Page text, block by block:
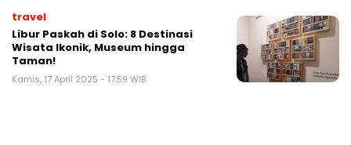
travel
Libur Paskah di Solo: 8 Destinasi
Wisata Ikonik, Museum hingga
Taman!
Kamis, 17 April 2025 - 17:59 WIB